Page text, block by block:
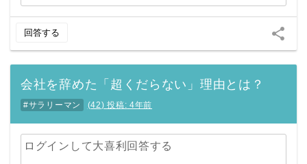
回答する share
会社を辞めた「超くだらない」理由とは？
#サラリーマン (42)投稿: 4年前
ログインして大喜利回答する